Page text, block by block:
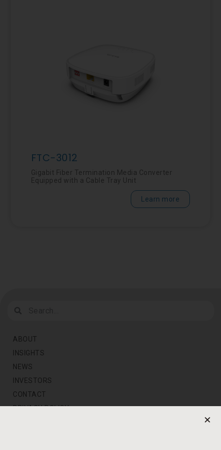
FTC-3012
Gigabit Fiber Termination Media Converter
Equipped with a Cable Tray Unit
Learn more
ABOUT
INSIGHTS
NEWS
INVESTORS
CONTACT
PRIVACY POLICY